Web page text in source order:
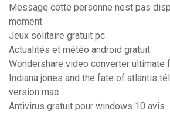
Message cette personne nest pas
moment
Jeux solitaire gratuit pc
Actualités et météo android gratuit
Wondershare video converter
Indiana jones and the fate of atlantis
version mac
Antivirus gratuit pour windows 10 avis